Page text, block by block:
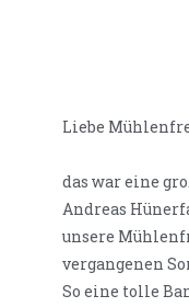
Liebe
das war eine
Andreas
unsere
vergangenen
So eine tolle